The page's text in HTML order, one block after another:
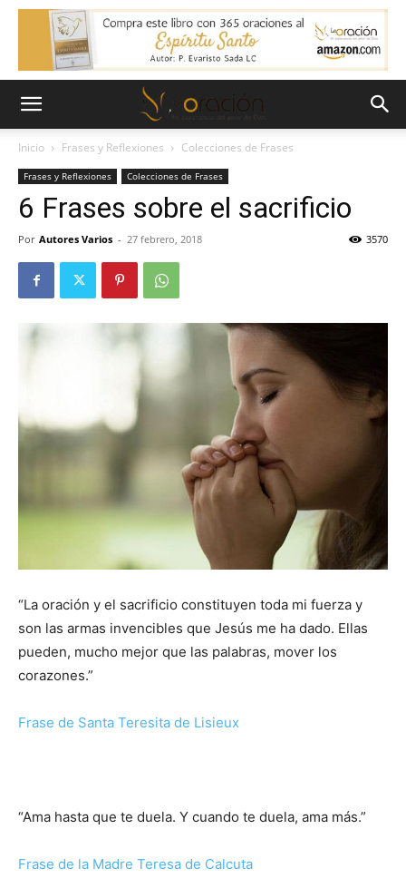
Inicio Frases y Reflexiones Colecciones de Frases
Frases y Reflexiones Colecciones de Frases
6 Frases sobre el sacrificio
Por Autores Varios - 27 febrero, 2018 3570
“La oración y el sacrificio constituyen toda mi fuerza y
son las armas invencibles que Jesús me ha dado. Ellas
pueden, mucho mejor que las palabras, mover los
corazones.”
Frase de Santa Teresita de Lisieux
“Ama hasta que te duela. Y cuando te duela, ama más.”
Frase de la Madre Teresa de Calcuta